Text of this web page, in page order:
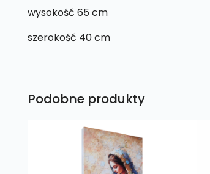
wysokość 65 cm
szerokość 40 cm
Podobne produkty